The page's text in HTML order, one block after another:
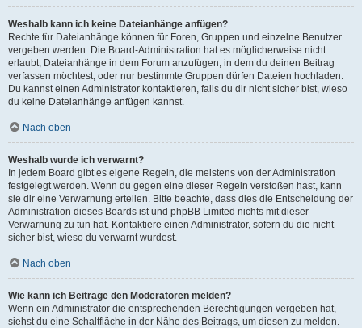
Weshalb kann ich keine Dateianhänge anfügen?
Rechte für Dateianhänge können für Foren, Gruppen und einzelne Benutzer
vergeben werden. Die Board-Administration hat es möglicherweise nicht
erlaubt, Dateianhänge in dem Forum anzufügen, in dem du deinen Beitrag
verfassen möchtest, oder nur bestimmte Gruppen dürfen Dateien hochladen.
Du kannst einen Administrator kontaktieren, falls du dir nicht sicher bist, wieso
du keine Dateianhänge anfügen kannst.
Nach oben
Weshalb wurde ich verwarnt?
In jedem Board gibt es eigene Regeln, die meistens von der Administration
festgelegt werden. Wenn du gegen eine dieser Regeln verstoßen hast, kann
sie dir eine Verwarnung erteilen. Bitte beachte, dass dies die Entscheidung der
Administration dieses Boards ist und phpBB Limited nichts mit dieser
Verwarnung zu tun hat. Kontaktiere einen Administrator, sofern du die nicht
sicher bist, wieso du verwarnt wurdest.
Nach oben
Wie kann ich Beiträge den Moderatoren melden?
Wenn ein Administrator die entsprechenden Berechtigungen vergeben hat,
siehst du eine Schaltfläche in der Nähe des Beitrags, um diesen zu melden.